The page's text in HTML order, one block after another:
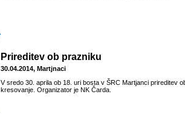
Prireditev ob prazniku
30.04.2014, Martjnaci
V sredo 30. aprila ob 18. uri bosta v ŠRC Martjanci prireditev
kresovanje. Organizator je NK Čarda.